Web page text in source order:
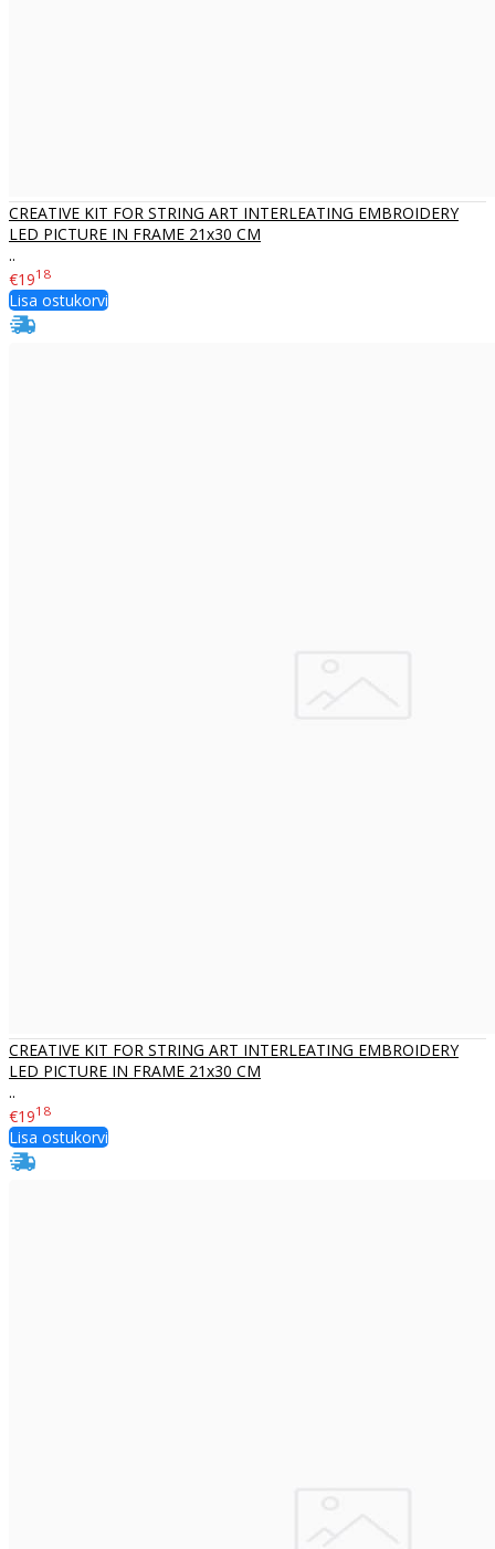
CREATIVE KIT FOR STRING ART INTERLEATING EMBROIDERY
LED PICTURE IN FRAME 21x30 CM
..
€1918
Lisa ostukorvi
CREATIVE KIT FOR STRING ART INTERLEATING EMBROIDERY
LED PICTURE IN FRAME 21x30 CM
..
€1918
Lisa ostukorvi